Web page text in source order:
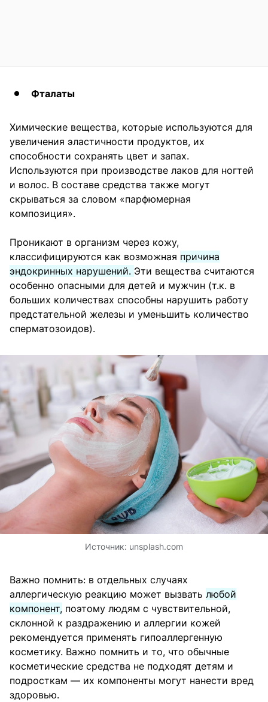
Фталаты
Химические вещества, которые используются для
увеличения эластичности продуктов, их
способности сохранять цвет и запах.
Используются при производстве лаков для ногтей
и волос. В составе средства также могут
скрываться за словом «парфюмерная
композиция».
Проникают в организм через кожу,
классифицируются как возможная причина
эндокринных нарушений. Эти вещества считаются
особенно опасными для детей и мужчин (т.к. в
больших количествах способны нарушить работу
предстательной железы и уменьшить количество
сперматозоидов).
Источник: unsplash.com
Важно помнить: в отдельных случаях
аллергическую реакцию может вызвать любой
компонент, поэтому людям с чувствительной,
склонной к раздражению и аллергии кожей
рекомендуется применять гипоаллергенную
косметику. Важно помнить и то, что обычные
косметические средства не подходят детям и
подросткам — их компоненты могут нанести вред
здоровью.